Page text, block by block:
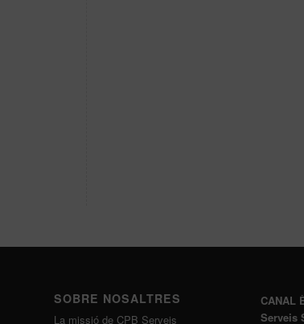
SOBRE NOSALTRES
La missió de CPB Serveis
CANAL
Serveis